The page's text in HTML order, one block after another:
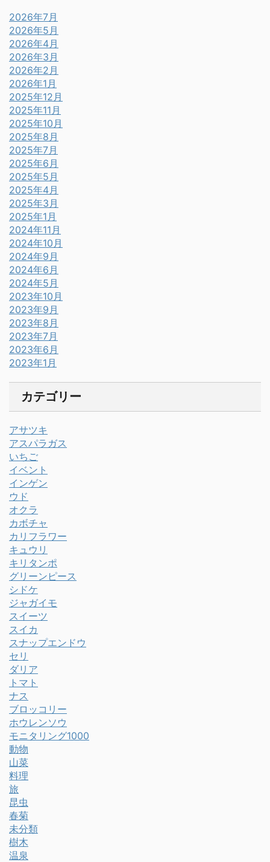
2026年7月
2026年5月
2026年4月
2026年3月
2026年2月
2026年1月
2025年12月
2025年11月
2025年10月
2025年8月
2025年7月
2025年6月
2025年5月
2025年4月
2025年3月
2025年1月
2024年11月
2024年10月
2024年9月
2024年6月
2024年5月
2023年10月
2023年9月
2023年8月
2023年7月
2023年6月
2023年1月
カテゴリー
アサツキ
アスパラガス
いちご
イベント
インゲン
ウド
オクラ
カボチャ
カリフラワー
キュウリ
キリタンポ
グリーンピース
シドケ
ジャガイモ
スイーツ
スイカ
スナップエンドウ
セリ
ダリア
トマト
ナス
ブロッコリー
ホウレンソウ
モニタリング1000
動物
山菜
料理
旅
昆虫
春菊
未分類
樹木
温泉